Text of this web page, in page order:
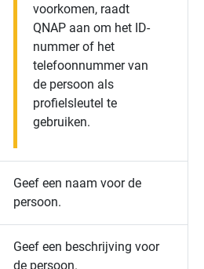
voorkomen, raadt
QNAP aan om het ID-
nummer of het
telefoonnummer van
de persoon als
profielsleutel te
gebruiken.
Geef een naam voor de
persoon.
Geef een beschrijving voor
de persoon.